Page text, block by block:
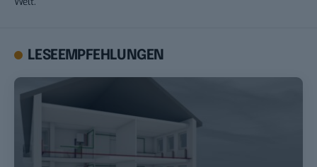
LESEEMPFEHLUNGEN